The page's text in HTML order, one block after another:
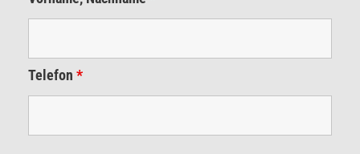
Telefon *